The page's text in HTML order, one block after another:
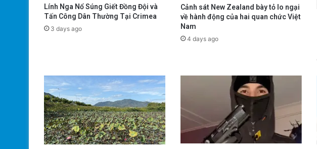
Lính Nga Nổ Súng Giết Đồng Đội và
Tấn Công Dân Thường Tại Crimea
3 days ago
Cảnh sát New Zealand bày tỏ lo ngại
về hành động của hai quan chức Việt
Nam
4 days ago